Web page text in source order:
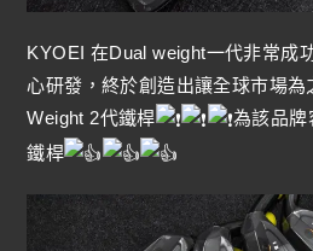
KYOEI 在Dual weight一代非常成
心研發，終於創造出讓全球市場
Weight 2代鐵桿
為該品牌
鐵桿